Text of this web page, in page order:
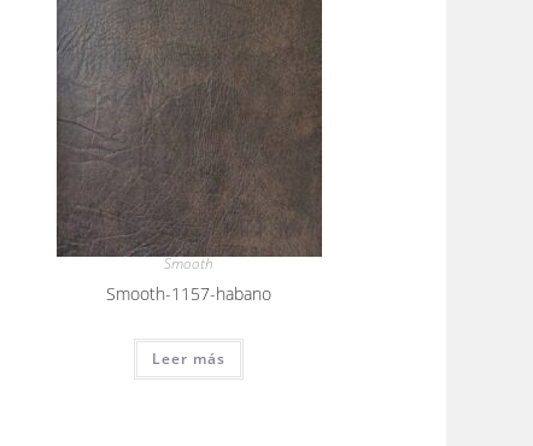
Smooth
Smooth-1157-habano
Leer más